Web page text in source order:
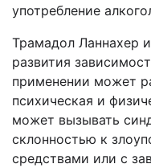
употребление
Трамадол Ланнахер
развития
применении может
психическая и
может вызывать
склонностью к
средствами или с